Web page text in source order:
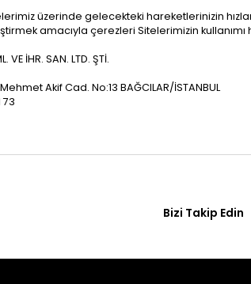
üzerinde gelecekteki hareketlerinizin
amacıyla çerezleri Sitelerimizin
VE İHR. SAN. LTD. ŞTİ.
Akif Cad. No:13 BAĞCILAR/İSTANBUL
73
Bizi Takip Edin